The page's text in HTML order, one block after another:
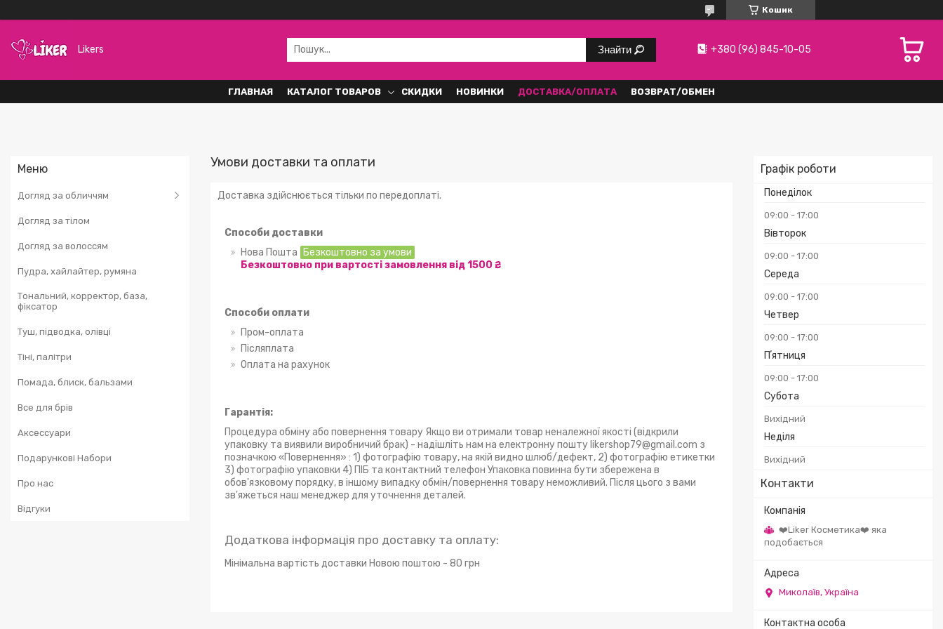
Кошик
Likers Знайти +380 (96) 845-10-05
ГЛАВНАЯ КАТАЛОГ ТОВАРОВ СКИДКИ НОВИНКИ ДОСТАВКА/ОПЛАТА ВОЗВРАТ/ОБМЕН
Догляд за обличчям
Догляд за тілом
Догляд за волоссям
Пудра, хайлайтер, румяна
Тональний, корректор, база,
фіксатор
Туш, підводка, олівці
Тіні, палітри
Помада, блиск, бальзами
Все для брів
Аксессуари
Подарункові Набори
Про нас
Відгуки
Графік роботи
Понеділок
09:00 17:00
Вівторок
09:00 17:00
Середа
09:00 17:00
Четвер
09:00 17:00
Пʼятниця
09:00 17:00
Субота
Вихідний
Неділя
Вихідний
Контакти
❤️Liker Косметика❤️ яка
подобається
Миколаїв, Україна
Умови доставки та оплати
Доставка здійснюється тільки по передоплаті.
Способи доставки
Нова Пошта
Безкоштовно за умови
Безкоштовно при вартості замовлення від 1500 ₴.
Способи оплати
Пром-оплата
Післяплата
Оплата на рахунок
Гарантія:
Процедура обміну або повернення товару Якщо ви отримали товар неналежної якості (відкрили
упаковку та виявили виробничий брак) - надішліть нам на електронну пошту likershop79@gmail.com з
позначкою «Повернення» : 1) фотографію товару, на якій видно шлюб/дефект, 2) фотографію етикетки
3) фотографію упаковки 4) ПІБ та контактний телефон Упаковка повинна бути збережена в
обов'язковому порядку, в іншому випадку обмін/повернення товару неможливий. Після цього з вами
зв'яжеться наш менеджер для уточнення деталей.
Мінімальна вартість доставки Новою поштою - 80 грн